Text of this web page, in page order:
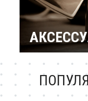
Подарочный
сертификат